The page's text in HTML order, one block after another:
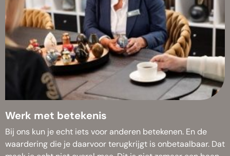
Werk met betekenis
Bij ons kun je echt iets voor anderen betekenen. En de
waardering die je daarvoor terugkrijgt is onbetaalbaar. Dat